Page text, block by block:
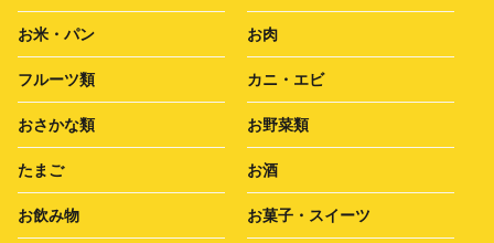
お米・パン お肉
フルーツ類 カニ・エビ
おさかな類 お野菜類
たまご お酒
お飲み物 お菓子・スイーツ